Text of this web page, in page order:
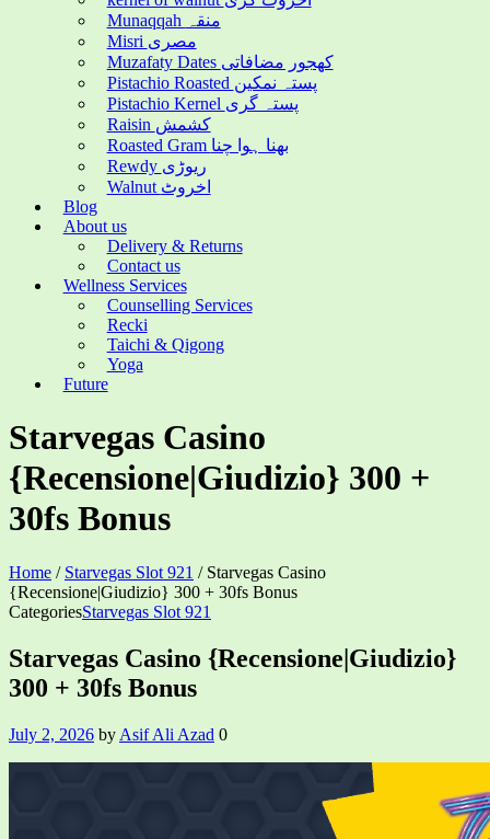
Munaqqah منقہ
Misri مصری
Muzafaty Dates کھجور مضافاتی
Pistachio Roasted پستہ نمکین
Pistachio Kernel پستہ گری
Raisin کشمش
Roasted Gram بھنا ہوا چنا
Rewdy ریوڑی
Walnut اخروٹ
Blog
About us
Delivery & Returns
Contact us
Wellness Services
Counselling Services
Recki
Taichi & Qigong
Yoga
Future
Starvegas Casino
{Recensione|Giudizio} 300 +
30fs Bonus
Home / Starvegas Slot 921 / Starvegas Casino
{Recensione|Giudizio} 300 + 30fs Bonus
CategoriesStarvegas Slot 921
Starvegas Casino {Recensione|Giudizio}
300 + 30fs Bonus
July 2, 2026 by Asif Ali Azad 0